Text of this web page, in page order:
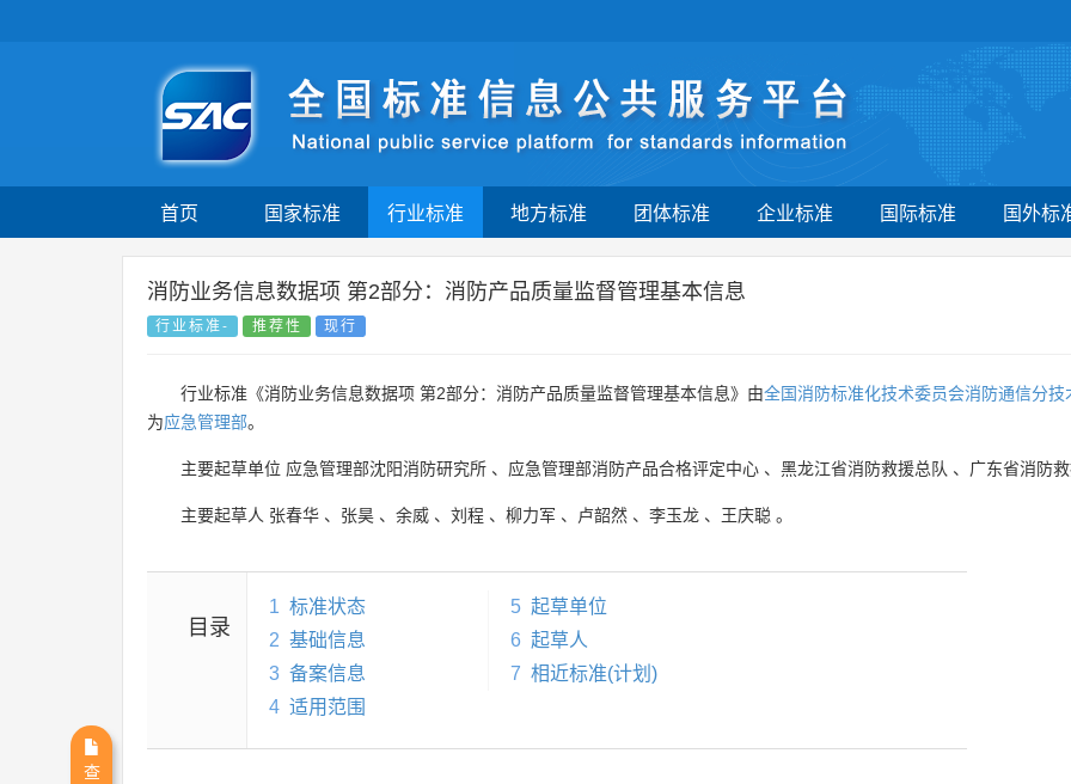
首页 国家标准 行业标准 地方标准 团体标准 企业标准 国际标准 国外标
消防业务信息数据项 第2部分：消防产品质量监督管理基本信息
行业标准- 推荐性 现行
行业标准《消防业务信息数据项 第2部分：消防产品质量监督管理基本信息》由全国消防标准化技术委员会消防通信分
为应急管理部。
主要起草单位 应急管理部沈阳消防研究所 、 应急管理部消防产品合格评定中心 、 黑龙江省消防救援总队 、 广东省消防
主要起草人 张春华 、 张昊 、 余威 、 刘程 、 柳力军 、 卢韶然 、 李玉龙 、 王庆聪 。
目录
1 标准状态
2 基础信息
3 备案信息
4 适用范围
5 起草单位
6 起草人
7 相近标准(计划)
查